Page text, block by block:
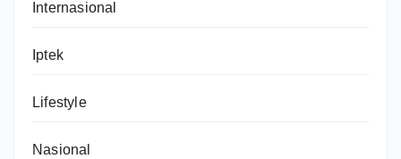
Internasional
Iptek
Lifestyle
Nasional